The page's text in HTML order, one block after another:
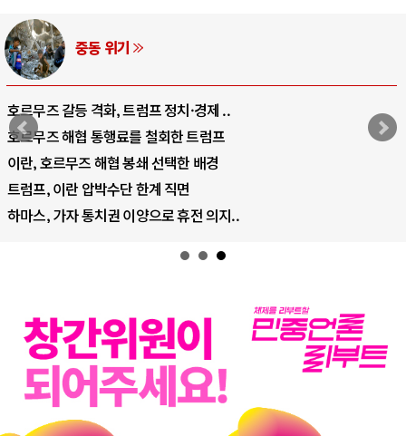
AI와 인간
중국 AI, 저가 공세로 글로벌 토큰 시..
AI 국부펀드 구상 놓고 미국 진보진영 ..
AI 데이터센터 반대 투쟁은 새로운 글로..
AI의 숨은 환경 비용: 데이터센터 확산..
AI는 어떻게 미국 민주주의를 잠식하고 ..